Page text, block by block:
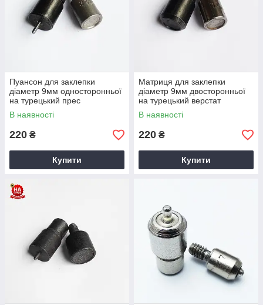
Пуансон для заклепки
діаметр 9мм односторонньої
на турецький прес
В наявності
220 ₴
Купити
Матриця для заклепки
діаметр 9мм двосторонньої
на турецький верстат
В наявності
220 ₴
Купити